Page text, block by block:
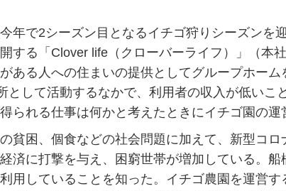
年で2シーズン目となるイチゴ狩りシーズンを
する「Clover life（クローバーライフ）」（本
ある人への住まいの提供としてグループホー
として活動するなかで、利用者の収入が低いこ
られる仕事は何かと考えたときにイチゴ園の運
貧困、個食などの社会問題に加えて、新型コロ
済に打撃を与え、困窮世帯が増加している。
用していることを知った。イチゴ農園を運営